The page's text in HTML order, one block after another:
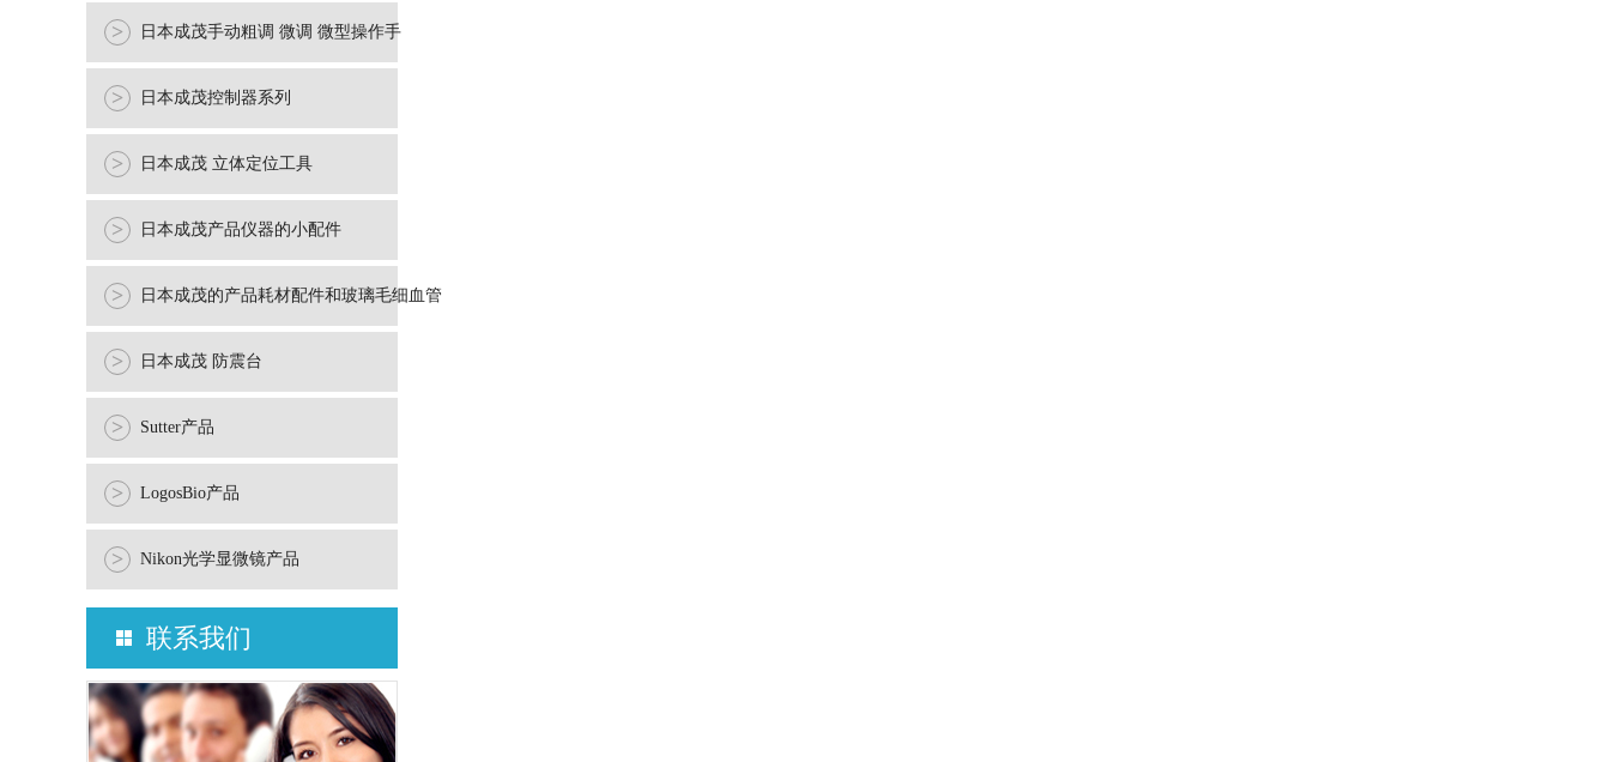
> 日本成茂手动粗调 微调 微型操作手
> 日本成茂控制器系列
> 日本成茂 立体定位工具
> 日本成茂产品仪器的小配件
> 日本成茂的产品耗材配件和玻璃毛细血管
> 日本成茂 防震台
> Sutter产品
> LogosBio产品
> Nikon光学显微镜产品
联系我们